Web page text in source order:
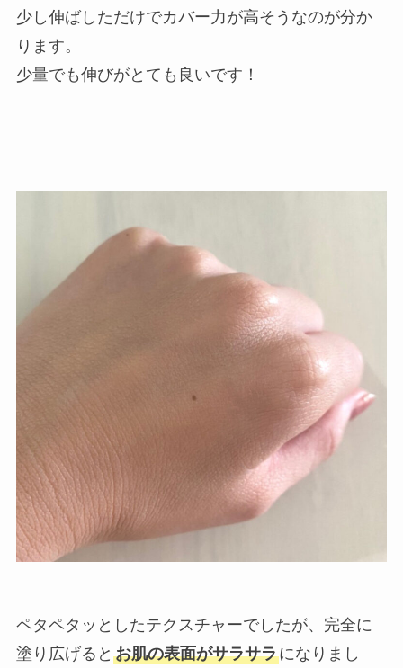
少し伸ばしただけでカバー力が高そうなのが分か
ります。
少量でも伸びがとても良いです！
ペタペタッとしたテクスチャーでしたが、完全に
塗り広げると お肌の表面がサラサラになりまし